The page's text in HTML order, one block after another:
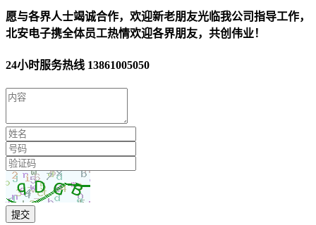
愿与各界人士竭诚合作，欢迎新老朋友光临我公司指导工作，
北安电子携全体员工热情欢迎各界朋友，共创伟业！
24小时服务热线 13861005050
提交